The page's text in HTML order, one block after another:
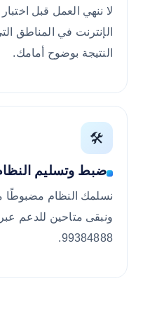
لا ننهي العمل قبل
الإنترنت في المناطق
النتيجة بوضوح أمامك.
🛠️
ضبط وتسليم
نسلمك النظام
ونبقى متاحين للدعم
99384888.